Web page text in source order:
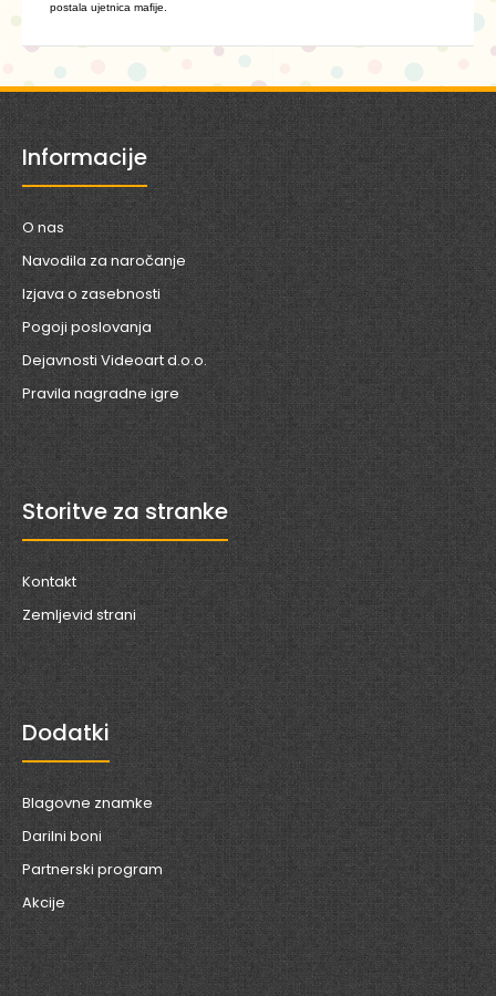
postala ujetnica maﬁje.
Informacije
O nas
Navodila za naročanje
Izjava o zasebnosti
Pogoji poslovanja
Dejavnosti Videoart d.o.o.
Pravila nagradne igre
Storitve za stranke
Kontakt
Zemljevid strani
Dodatki
Blagovne znamke
Darilni boni
Partnerski program
Akcije